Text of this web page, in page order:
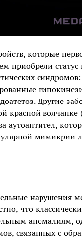
которые
приобрели
Другие
красной
аутоантител,
нарушения
что
аномалиям,
связанных с